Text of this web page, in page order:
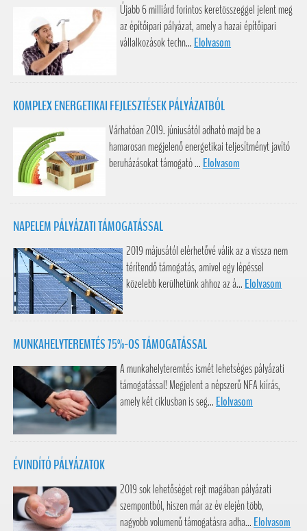
Újabb 6 milliárd forintos keretösszeggel jelent meg
az építőipari pályázat, amely a hazai építőipari
vállalkozások techn... Elolvasom
KOMPLEX ENERGETIKAI FEJLESZTÉSEK PÁLYÁZATBÓL
Várhatóan 2019. júniusától adható majd be a
hamarosan megjelenő energetikai teljesítményt javító
beruházásokat támogató ... Elolvasom
NAPELEM PÁLYÁZATI TÁMOGATÁSSAL
2019 májusától elérhetővé válik az a vissza nem
térítendő támogatás, amivel egy lépéssel
közelebb kerülhetünk ahhoz az á... Elolvasom
MUNKAHELYTEREMTÉS 75%-OS TÁMOGATÁSSAL
A munkahelyteremtés ismét lehetséges pályázati
támogatással! Megjelent a népszerű NFA kiírás,
amely két ciklusban is seg... Elolvasom
ÉVINDÍTÓ PÁLYÁZATOK
2019 sok lehetőséget rejt magában pályázati
szempontból, hiszen már az év elején több,
nagyobb volumenű támogatásra adha... Elolvasom